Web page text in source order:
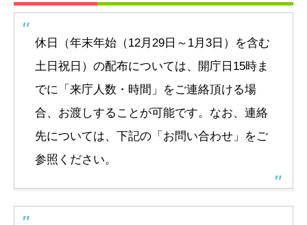
休日（年末年始（12月29日～1月3日）を含む
土日祝日）の配布については、開庁日15時ま
でに「来庁人数・時間」をご連絡頂ける場
合、お渡しすることが可能です。なお、連絡
先については、下記の「お問い合わせ」をご
参照ください。